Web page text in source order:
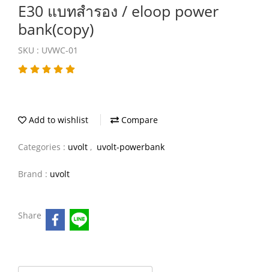
E30 แบทสำรอง / eloop power
bank(copy)
SKU : UVWC-01
Add to wishlist Compare
Categories : uvolt , uvolt-powerbank
Brand : uvolt
Share